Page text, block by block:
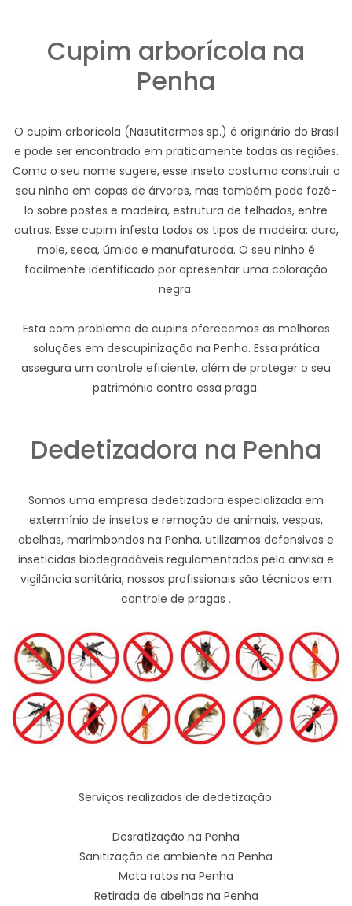
Cupim arborícola na
Penha
O cupim arborícola (Nasutitermes sp.) é originário do Brasil
e pode ser encontrado em praticamente todas as regiões.
Como o seu nome sugere, esse inseto costuma construir o
seu ninho em copas de árvores, mas também pode fazê-
lo sobre postes e madeira, estrutura de telhados, entre
outras. Esse cupim infesta todos os tipos de madeira: dura,
mole, seca, úmida e manufaturada. O seu ninho é
facilmente identificado por apresentar uma coloração
negra.
Esta com problema de cupins oferecemos as melhores
soluções em descupinização na Penha. Essa prática
assegura um controle eficiente, além de proteger o seu
patrimônio contra essa praga.
Dedetizadora na Penha
Somos uma empresa dedetizadora especializada em
extermínio de insetos e remoção de animais, vespas,
abelhas, marimbondos na Penha, utilizamos defensivos e
inseticidas biodegradáveis regulamentados pela anvisa e
vigilância sanitária, nossos profissionais são técnicos em
controle de pragas .
Serviços realizados de dedetização:
Desratização na Penha
Sanitização de ambiente na Penha
Mata ratos na Penha
Retirada de abelhas na Penha